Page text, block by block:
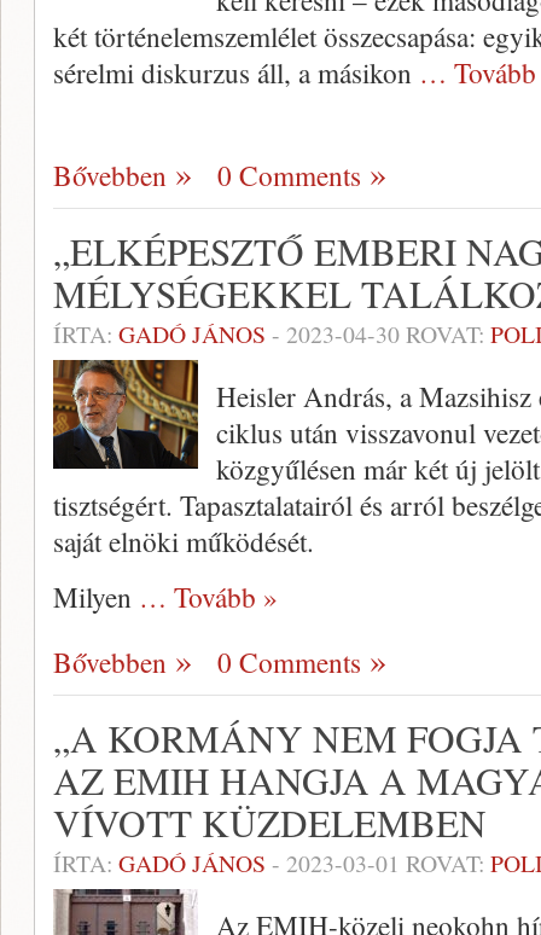
két történelemszemlélet összecsapása:
sérelmi diskurzus áll, a másikon …
Bővebben 0 Comments
„ELKÉPESZTŐ EMBERI
MÉLYSÉGEKKEL
ÍRTA: GADÓ JÁNOS - 2023-04-30ROVAT:
Heisler András, a
ciklus után visszavonul
közgyűlésen már két új
tisztségért. Tapasztalatairól és arról
saját elnöki működését.
Milyen … Tovább »
Bővebben
0 Comments
„A KORMÁNY NEM FOGJA
AZ EMIH HANGJA A
VÍVOTT KÜZDELEMBEN
ÍRTA: GADÓ JÁNOS - 2023-03-01 ROVAT:
Az EMIH-közeli neokohn